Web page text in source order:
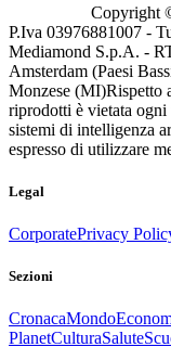
Copyright
P.Iva 03976881007 -
Mediamond S.p.A. -
Amsterdam (Paesi
Monzese (MI)Rispetto
riprodotti è vietata ogni
sistemi di intelligenza
espresso di utilizzare
Legal
CorporatePrivacy
Sezioni
CronacaMondo
PlanetCulturaSalute